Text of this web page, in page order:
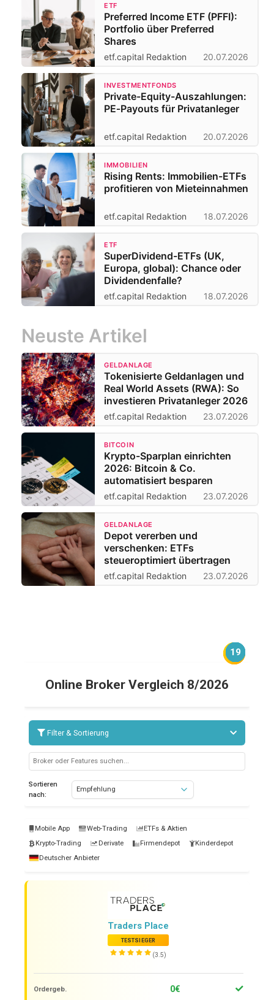
ETF
Preferred Income ETF (PFFI):
Portfolio über Preferred
Shares
etf.capital Redaktion 20.07.2026
INVESTMENTFONDS
Private-Equity-Auszahlungen:
PE‑Payouts für Privatanleger
etf.capital Redaktion 20.07.2026
IMMOBILIEN
Rising Rents: Immobilien-ETFs
profitieren von Mieteinnahmen
etf.capital Redaktion 18.07.2026
ETF
SuperDividend-ETFs (UK,
Europa, global): Chance oder
Dividendenfalle?
etf.capital Redaktion 18.07.2026
Neuste Artikel
GELDANLAGE
Tokenisierte Geldanlagen und
Real World Assets (RWA): So
investieren Privatanleger 2026
etf.capital Redaktion 23.07.2026
BITCOIN
Krypto-Sparplan einrichten
2026: Bitcoin & Co.
automatisiert besparen
etf.capital Redaktion 23.07.2026
GELDANLAGE
Depot vererben und
verschenken: ETFs
steueroptimiert übertragen
etf.capital Redaktion 23.07.2026